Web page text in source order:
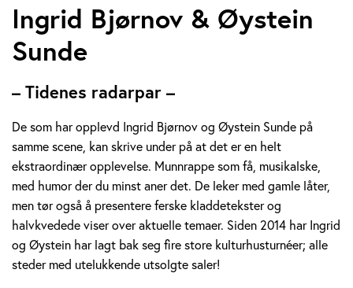
I
n
g
r
i
d
B
j
ø
Ingrid Bjørnov & Øystein
Sunde
– Tidenes radarpar –
De som har opplevd Ingrid Bjørnov og Øystein Sunde på
samme scene, kan skrive under på at det er en helt
ekstraordinær opplevelse. Munnrappe som få, musikalske,
med humor der du minst aner det. De leker med gamle låter,
men tør også å presentere ferske kladdetekster og
halvkvedede viser over aktuelle temaer. Siden 2014 har Ingrid
og Øystein har lagt bak seg fire store kulturhusturnéer; alle
steder med utelukkende utsolgte saler!